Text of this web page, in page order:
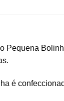
Pequena
é